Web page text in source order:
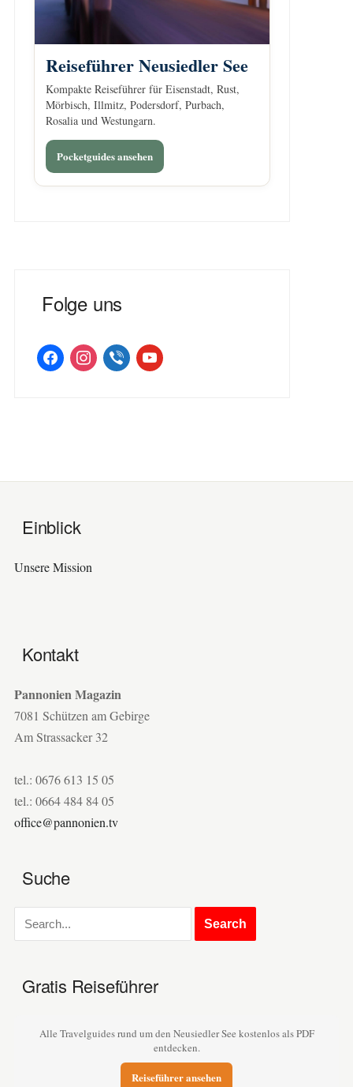
Reiseführer Neusiedler See
Kompakte Reiseführer für Eisenstadt, Rust,
Mörbisch, Illmitz, Podersdorf, Purbach,
Rosalia und Westungarn.
Pocketguides ansehen
Folge uns
facebookinstagramviber youtube
Einblick
Unsere Mission
Kontakt
Pannonien Magazin
7081 Schützen am Gebirge
Am Strassacker 32
tel.: 0676 613 15 05
tel.: 0664 484 84 05
office@pannonien.tv
Suche
Gratis Reiseführer
Alle Travelguides rund um den Neusiedler See kostenlos als PDF
entdecken.
Reiseführer ansehen